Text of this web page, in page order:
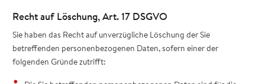
Recht auf Löschung, Art. 17 DSGVO
Sie haben das Recht auf unverzügliche Löschung der Sie
betreffenden personenbezogenen Daten, sofern einer der
folgenden Gründe zutrifft: